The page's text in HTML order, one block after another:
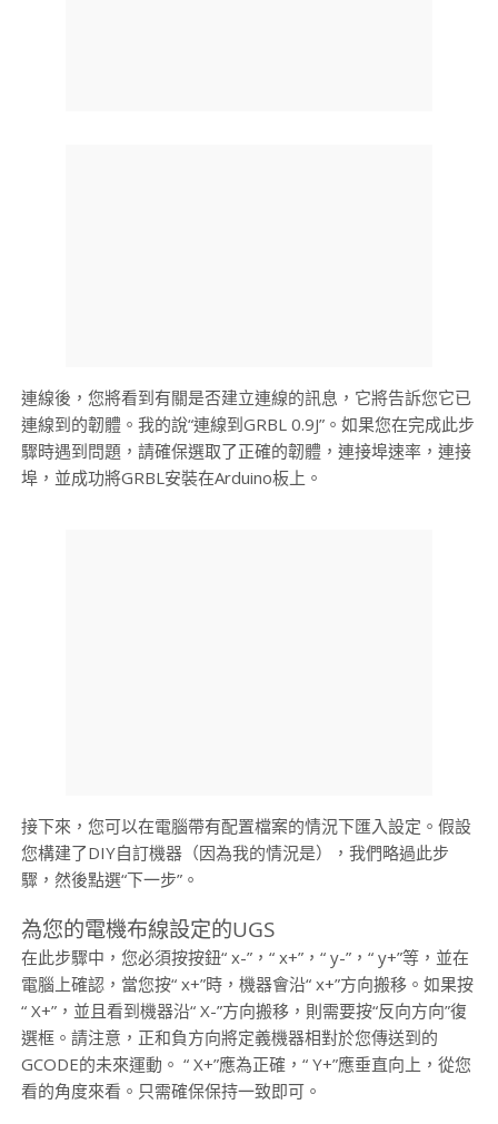
連線後，您將看到有關是否建立連線的訊息，它將告訴您它已
連線到的韌體。我的說“連線到GRBL 0.9J”。如果您在完成此步
驟時遇到問題，請確保選取了正確的韌體，連接埠速率，連接
埠，並成功將GRBL安裝在Arduino板上。
接下來，您可以在電腦帶有配置檔案的情況下匯入設定。假設
您構建了DIY自訂機器（因為我的情況是），我們略過此步
驟，然後點選“下一步”。
為您的電機布線設定的UGS
在此步驟中，您必須按按鈕“ x-”，“ x+”，“ y-”，“ y+”等，並在
電腦上確認，當您按“ x+”時，機器會沿“ x+”方向搬移。如果按
“ X+”，並且看到機器沿“ X-”方向搬移，則需要按“反向方向”復
選框。請注意，正和負方向將定義機器相對於您傳送到的
GCODE的未來運動。 “ X+”應為正確，“ Y+”應垂直向上，從您
看的角度來看。只需確保保持一致即可。